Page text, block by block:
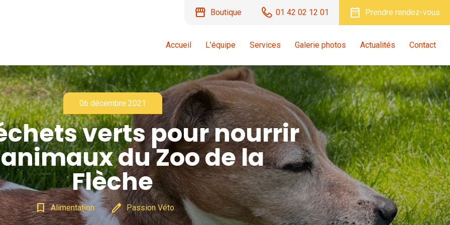
storefront Boutique 01 42 02 12 01 date_range Prendre rendez-vous
Accueil L'équipe Services Galerie photos Actualités Contact
06 décembre 2021
verts pour nourrir
du Zoo de la
Flèche
bookmark_border Alimentation edit Passion Véto